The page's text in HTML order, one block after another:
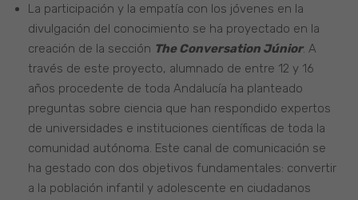
La participación y la empatía con los jóvenes en la
divulgación del conocimiento se ha proyectado en la
creación de la sección The Conversation Júnior. A
través de este proyecto, alumnado de entre 12 y 16
años procedente de toda Andalucía ha planteado
preguntas sobre ciencia que han respondido expertos
de universidades e instituciones científicas de toda la
comunidad autónoma. Este canal de comunicación se
ha gestado con dos objetivos fundamentales: convertir
a la población infantil y adolescente en ciudadanos